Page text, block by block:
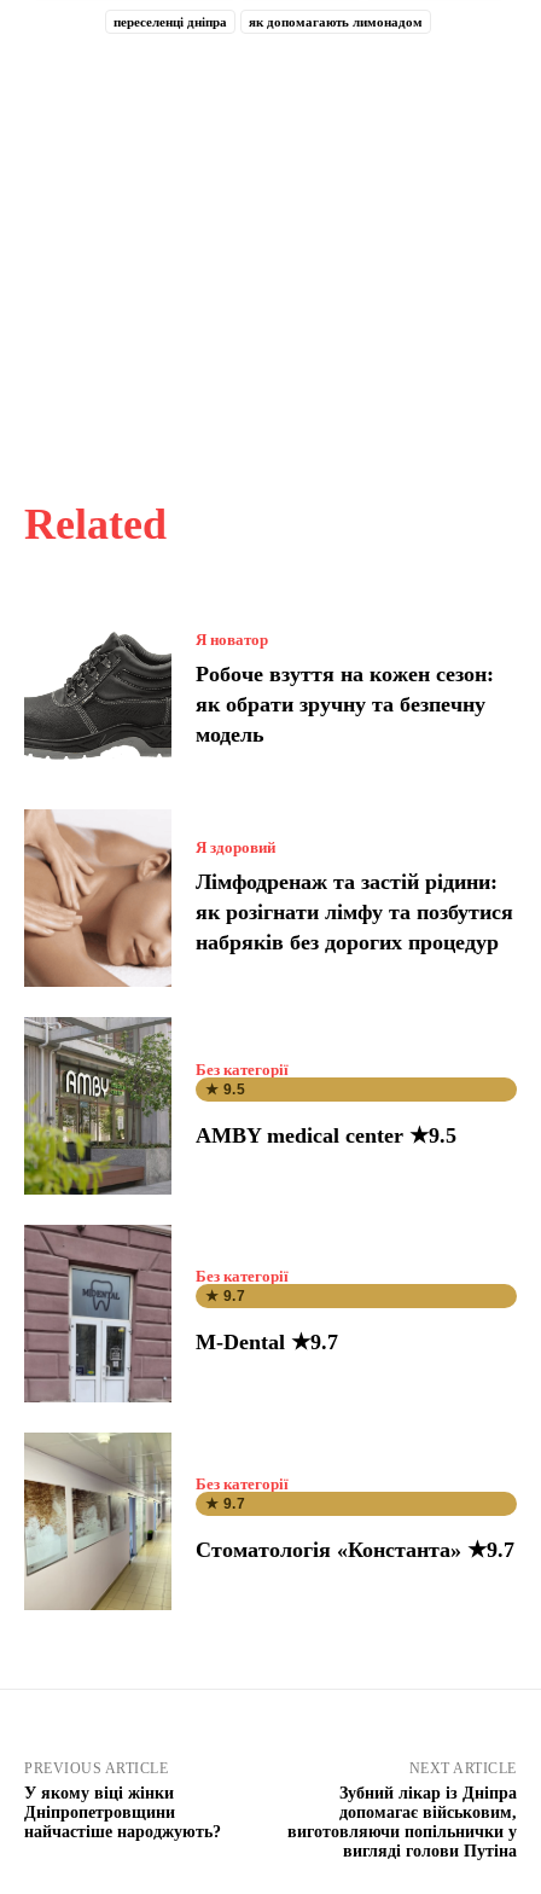
Related
Я новатор
Робоче взуття на кожен сезон:
як обрати зручну та безпечну
модель
Я здоровий
Лімфодренаж та застій рідини:
як розігнати лімфу та позбутися
набряків без дорогих процедур
Без категорії
★ 9.5
AMBY medical center ★9.5
Без категорії
★ 9.7
M-Dental ★9.7
Без категорії
★ 9.7
Стоматологія «Константа» ★9.7
переселенці дніпра як допомагають лимонадом
PREVIOUS ARTICLE
У якому віці жінки
Дніпропетровщини
найчастіше народжують?
NEXT ARTICLE
Зубний лікар із Дніпра
допомагає військовим,
виготовляючи попільнички у
вигляді голови Путіна